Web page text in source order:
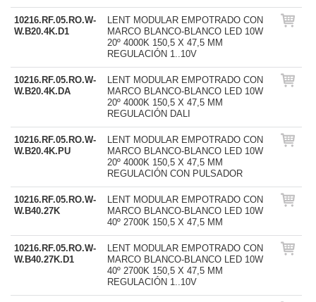
10216.RF.05.RO.W-
W.B20.4K.D1
LENT MODULAR EMPOTRADO CON
MARCO BLANCO-BLANCO LED 10W
20º 4000K 150,5 X 47,5 MM
REGULACIÓN 1..10V
10216.RF.05.RO.W-
W.B20.4K.DA
LENT MODULAR EMPOTRADO CON
MARCO BLANCO-BLANCO LED 10W
20º 4000K 150,5 X 47,5 MM
REGULACIÓN DALI
10216.RF.05.RO.W-
W.B20.4K.PU
LENT MODULAR EMPOTRADO CON
MARCO BLANCO-BLANCO LED 10W
20º 4000K 150,5 X 47,5 MM
REGULACIÓN CON PULSADOR
10216.RF.05.RO.W-
W.B40.27K
LENT MODULAR EMPOTRADO CON
MARCO BLANCO-BLANCO LED 10W
40º 2700K 150,5 X 47,5 MM
10216.RF.05.RO.W-
W.B40.27K.D1
LENT MODULAR EMPOTRADO CON
MARCO BLANCO-BLANCO LED 10W
40º 2700K 150,5 X 47,5 MM
REGULACIÓN 1..10V